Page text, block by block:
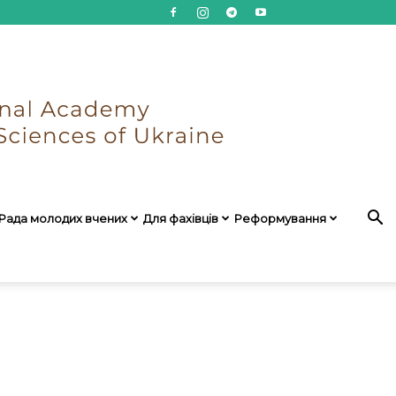
молодих вчених Для фахівців Реформування